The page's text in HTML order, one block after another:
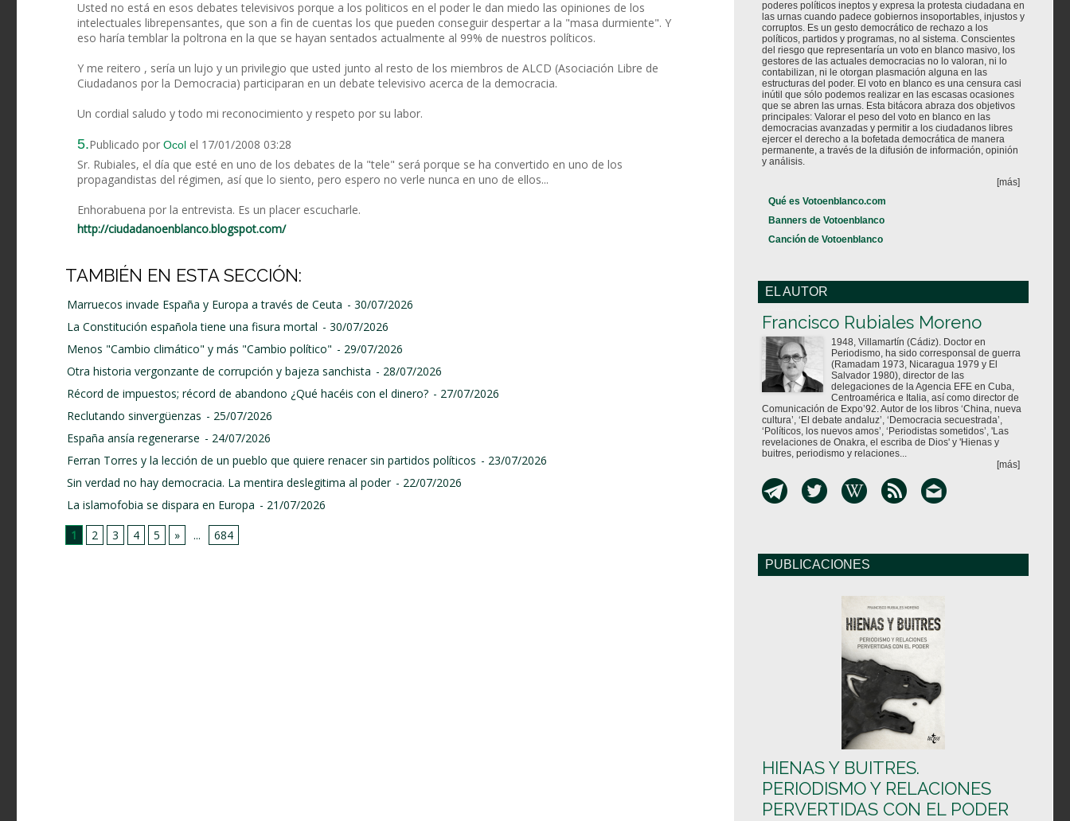
Usted no está en esos debates televisivos porque a los politicos en el poder le dan miedo las opiniones de los
intelectuales librepensantes, que son a fin de cuentas los que pueden conseguir despertar a la "masa durmiente". Y
eso haría temblar la poltrona en la que se hayan sentados actualmente al 99% de nuestros políticos.
Y me reitero , sería un lujo y un privilegio que usted junto al resto de los miembros de ALCD (Asociación Libre de
Ciudadanos por la Democracia) participaran en un debate televisivo acerca de la democracia.
Un cordial saludo y todo mi reconocimiento y respeto por su labor.
5.Publicado por Ocol el 17/01/2008 03:28
Sr. Rubiales, el día que esté en uno de los debates de la "tele" será porque se ha convertido en uno de los
propagandistas del régimen, así que lo siento, pero espero no verle nunca en uno de ellos...
Enhorabuena por la entrevista. Es un placer escucharle.
http://ciudadanoenblanco.blogspot.com/
TAMBIÉN EN ESTA SECCIÓN:
Marruecos invade España y Europa a través de Ceuta - 30/07/2026
La Constitución española tiene una fisura mortal - 30/07/2026
Menos "Cambio climático" y más "Cambio político" - 29/07/2026
Otra historia vergonzante de corrupción y bajeza sanchista - 28/07/2026
Récord de impuestos; récord de abandono ¿Qué hacéis con el dinero? - 27/07/2026
Reclutando sinvergüenzas - 25/07/2026
España ansía regenerarse - 24/07/2026
Ferran Torres y la lección de un pueblo que quiere renacer sin partidos políticos - 23/07/2026
Sin verdad no hay democracia. La mentira deslegitima al poder - 22/07/2026
La islamofobia se dispara en Europa - 21/07/2026
1
2 3 4 5 » ... 684
poderes políticos ineptos y expresa la protesta ciudadana en
las urnas cuando padece gobiernos insoportables, injustos y
corruptos. Es un gesto democrático de rechazo a los
políticos, partidos y programas, no al sistema. Conscientes
del riesgo que representaría un voto en blanco masivo, los
gestores de las actuales democracias no lo valoran, ni lo
contabilizan, ni le otorgan plasmación alguna en las
estructuras del poder. El voto en blanco es una censura casi
inútil que sólo podemos realizar en las escasas ocasiones
que se abren las urnas. Esta bitácora abraza dos objetivos
principales: Valorar el peso del voto en blanco en las
democracias avanzadas y permitir a los ciudadanos libres
ejercer el derecho a la bofetada democrática de manera
permanente, a través de la difusión de información, opinión
y análisis.
[más]
Qué es Votoenblanco.com
Banners de Votoenblanco
Canción de Votoenblanco
EL AUTOR
Francisco Rubiales Moreno
1948, Villamartín (Cádiz). Doctor en
Periodismo, ha sido corresponsal de guerra
(Ramadam 1973, Nicaragua 1979 y El
Salvador 1980), director de las
delegaciones de la Agencia EFE en Cuba,
Centroamérica e Italia, así como director de
Comunicación de Expo’92. Autor de los libros ‘China, nueva
cultura’, ‘El debate andaluz’, ‘Democracia secuestrada’,
‘Políticos, los nuevos amos’, ‘Periodistas sometidos’, 'Las
revelaciones de Onakra, el escriba de Dios' y 'Hienas y
buitres, periodismo y relaciones...
[más]
PUBLICACIONES
HIENAS Y BUITRES.
PERIODISMO Y RELACIONES
PERVERTIDAS CON EL PODER